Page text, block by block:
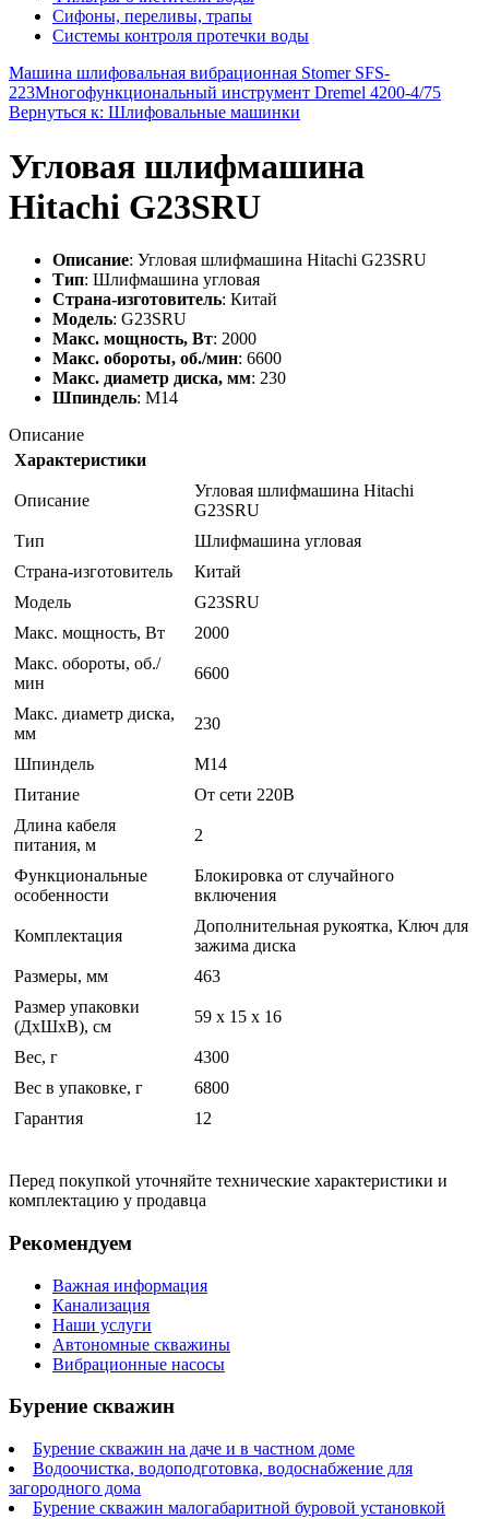
Сифоны, переливы, трапы
Системы контроля протечки воды
Машина шлифовальная вибрационная Stomer SFS-
223Многофункциональный инструмент Dremel 4200-4/75
Вернуться к: Шлифовальные машинки
Угловая шлифмашина
Hitachi G23SRU
Описание: Угловая шлифмашина Hitachi G23SRU
Тип: Шлифмашина угловая
Страна-изготовитель: Китай
Модель: G23SRU
Макс. мощность, Вт: 2000
Макс. обороты, об./мин: 6600
Макс. диаметр диска, мм: 230
Шпиндель: M14
Описание
Характеристики
Описание
Угловая шлифмашина Hitachi
G23SRU
Тип
Шлифмашина угловая
Страна-изготовитель
Китай
Модель
G23SRU
Макс. мощность, Вт
2000
Макс. обороты, об./
мин
6600
Макс. диаметр диска,
мм
230
Шпиндель
M14
Питание
От сети 220В
Длина кабеля
питания, м
2
Функциональные
особенности
Блокировка от случайного
включения
Комплектация
Дополнительная рукоятка, Ключ для
зажима диска
Размеры, мм
463
Размер упаковки
(ДхШхВ), см
59 x 15 x 16
Вес, г
4300
Вес в упаковке, г
6800
Гарантия
12
Перед покупкой уточняйте технические характеристики и
комплектацию у продавца
Рекомендуем
Важная информация
Канализация
Наши услуги
Автономные скважины
Вибрационные насосы
Бурение скважин
Бурение скважин на даче и в частном доме
Водоочистка, водоподготовка, водоснабжение для
загородного дома
Бурение скважин малогабаритной буровой установкой